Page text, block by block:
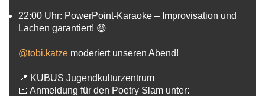
22:00 Uhr: PowerPoint-Karaoke – Improvisation und
Lachen garantiert! 😆
@tobi.katze moderiert unseren Abend!
📍 KUBUS Jugendkulturzentrum
📧 Anmeldung für den Poetry Slam unter: